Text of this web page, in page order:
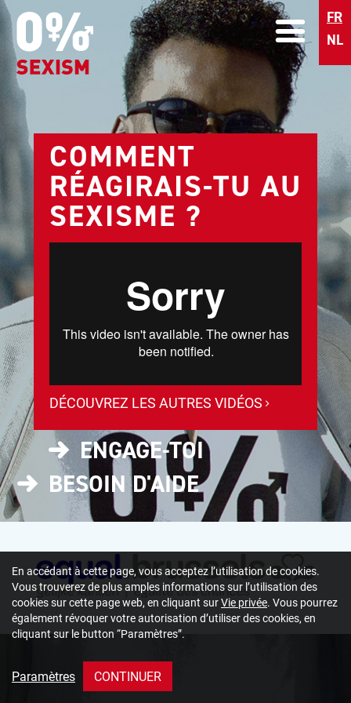
En accédant à cette page, vous acceptez l’utilisation de cookies.
Vous trouverez de plus amples informations sur l’utilisation des
cookies sur cette page web, en cliquant surVie privée. Vous pourrez
également révoquer votre autorisation d’utiliser des cookies, en
cliquant sur le button “Paramètres”.
Paramètres CONTINUER
FR
NL
COMMENT
RÉAGIRAIS-TU AU
SEXISME ?
DÉCOUVREZ LES AUTRES VIDÉOS
ENGAGE-TOI
BESOIN D'AIDE